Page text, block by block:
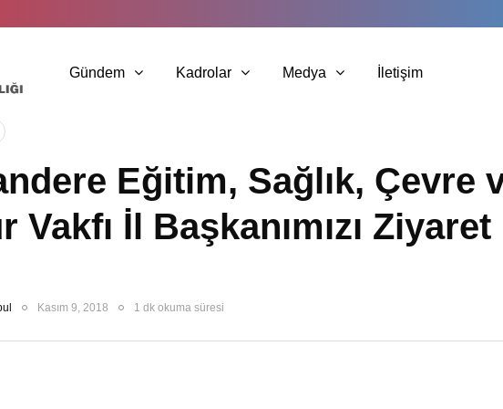
Gündem Kadrolar Medya İletişim
Eğitim, Sağlık, Çevre
Vakfı İl Başkanımızı Ziyaret
Kasım 9, 2018 1 dk okuma süresi